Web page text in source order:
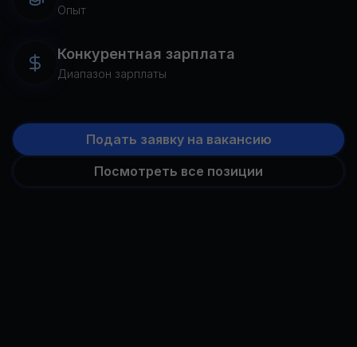
Опыт
Конкурентная зарплата
Диапазон зарплаты
Подать заявку на вакансию
Посмотреть все позиции